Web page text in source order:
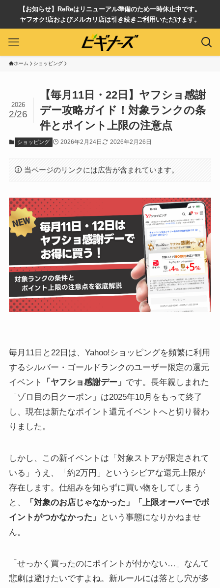
【お知らせ】ReReはリニューアル準備のため一時休止中です。
ヤフオク!店およびメルカリ店は引き続きご利用いただけます。
ホーム ショッピング
【毎月11日・22日】ヤフショ感謝
デー攻略ガイド！対象ランクの条
件とポイント上限の注意点
2026
2/26
ショッピング 2026年2月24日 2026年2月26日
当ページのリンクには広告が含まれています。
毎月11日と22日は、Yahoo!ショッピングを頻繁に利用
するシルバー・ゴールドランクのユーザー限定の還元
イベント
「ヤフショ感謝デー」 です。長年親しまれた
「ゾロ目の日クーポン」は2025年10月をもって終了
し、現在は新たなポイント還元イベントへと切り替わ
りました。
しかし、この新イベントは「対象ストアが限定されて
いる」うえ、「約2万円」というシビアな還元上限が
存在します。仕組みを知らずに買い物をしてしまう
と、
「対象のお店じゃなかった」「上限オーバーでポ
イントがつかなかった」
という事態になりかねませ
ん。
「せっかく買ったのにポイントが付かない…」なんて
悲劇は避けたいですよね。新ルールには落とし穴が多